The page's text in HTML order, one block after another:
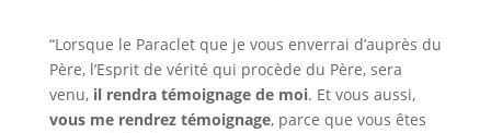
“Lorsque le Paraclet que je vous enverrai d’auprès du
Père, l’Esprit de vérité qui procède du Père, sera
venu, il rendra témoignage de moi. Et vous aussi,
vous me rendrez témoignage, parce que vous êtes